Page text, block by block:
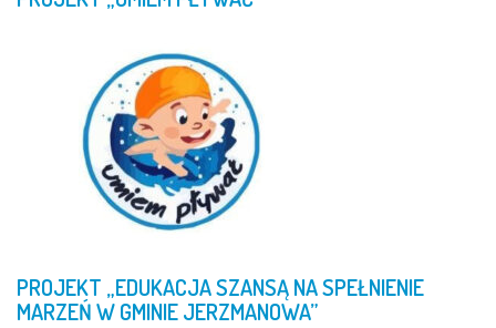
PROJEKT „EDUKACJASZANSĄNASPEŁNIENIE
MARZEŃWGMINIEJERZMANOWA”